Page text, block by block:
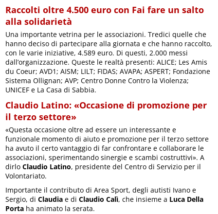
Raccolti oltre 4.500 euro con Fai fare un salto
alla solidarietà
Una importante vetrina per le associazioni. Tredici quelle che
hanno deciso di partecipare alla giornata e che hanno raccolto,
con le varie iniziative, 4.589 euro. Di questi, 2.000 messi
dall’organizzazione. Queste le realtà presenti: ALICE; Les Amis
du Coeur; AVD1; AISM; LILT; FIDAS; AVAPA; ASPERT; Fondazione
Sistema Ollignan; AVP; Centro Donne Contro la Violenza;
UNICEF e La Casa di Sabbia.
Claudio Latino: «Occasione di promozione per
il terzo settore»
«Questa occasione oltre ad essere un interessante e
funzionale momento di aiuto e promozione per il terzo settore
ha avuto il certo vantaggio di far confrontare e collaborare le
associazioni, sperimentando sinergie e scambi costruttivi». A
dirloClaudio Latino, presidente del Centro di Servizio per il
Volontariato.
Importante il contributo di Area Sport, degli autisti Ivano e
Sergio, diClaudia e diClaudio Calì, che insieme a Luca Della
Porta ha animato la serata.